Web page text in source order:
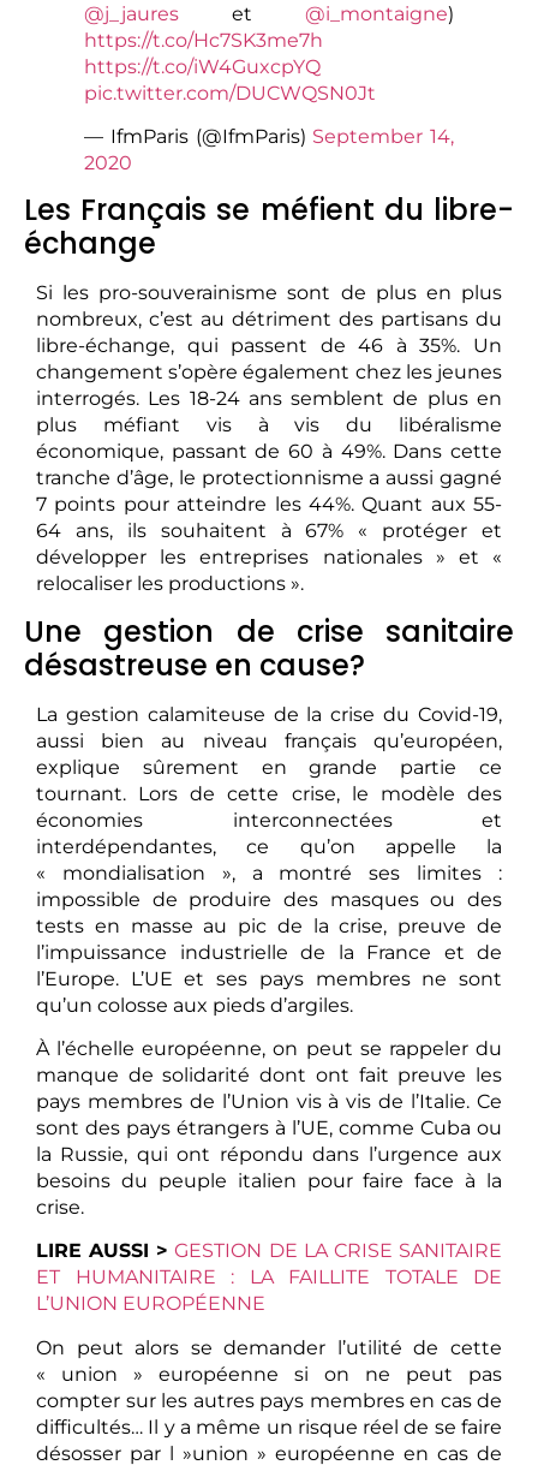
@j_jaures et @i_montaigne)
https://t.co/Hc7SK3me7h
https://t.co/iW4GuxcpYQ
pic.twitter.com/DUCWQSN0Jt
— IfmParis (@IfmParis) September 14,
2020
Les Français se méfient du libre-
échange
Si les pro-souverainisme sont de plus en plus
nombreux, c’est au détriment des partisans du
libre-échange, qui passent de 46 à 35%. Un
changement s’opère également chez les jeunes
interrogés. Les 18-24 ans semblent de plus en
plus méfiant vis à vis du libéralisme
économique, passant de 60 à 49%. Dans cette
tranche d’âge, le protectionnisme a aussi gagné
7 points pour atteindre les 44%. Quant aux 55-
64 ans, ils souhaitent à 67% « protéger et
développer les entreprises nationales » et «
relocaliser les productions ».
Une gestion de crise sanitaire
désastreuse en cause?
La gestion calamiteuse de la crise du Covid-19,
aussi bien au niveau français qu’européen,
explique sûrement en grande partie ce
tournant. Lors de cette crise, le modèle des
économies interconnectées et
interdépendantes, ce qu’on appelle la
« mondialisation », a montré ses limites :
impossible de produire des masques ou des
tests en masse au pic de la crise, preuve de
l’impuissance industrielle de la France et de
l’Europe. L’UE et ses pays membres ne sont
qu’un colosse aux pieds d’argiles.
À l’échelle européenne, on peut se rappeler du
manque de solidarité dont ont fait preuve les
pays membres de l’Union vis à vis de l’Italie. Ce
sont des pays étrangers à l’UE, comme Cuba ou
la Russie, qui ont répondu dans l’urgence aux
besoins du peuple italien pour faire face à la
crise.
LIRE AUSSI > GESTION DE LA CRISE SANITAIRE
ET HUMANITAIRE : LA FAILLITE TOTALE DE
L’UNION EUROPÉENNE
On peut alors se demander l’utilité de cette
« union » européenne si on ne peut pas
compter sur les autres pays membres en cas de
difficultés… Il y a même un risque réel de se faire
désosser par l »union » européenne en cas de